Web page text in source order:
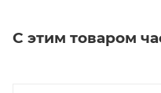
С этим товаром